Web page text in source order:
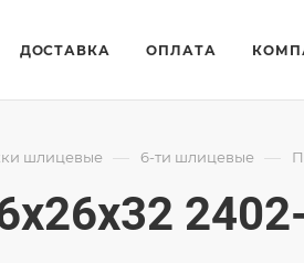
ДОСТАВКА ОПЛАТА
шлицевые — 6-ти шлицевые —